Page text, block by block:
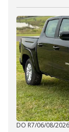
DO R7/06/08/2026